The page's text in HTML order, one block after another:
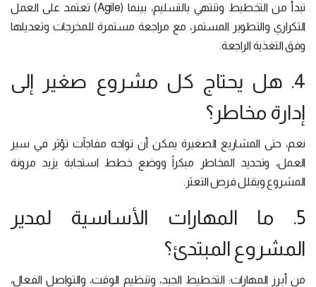
تبدأ من التخطيط وتنتهي بالتسليم، بينما (Agile) تعتمد على العمل
التكراري والتطوير المستمر، مع مراجعة مستمرة للمخرجات وتعديلها
وفق التغذية الراجعة.
4. هل يحتاج كل مشروع صغير إلى
إدارة مخاطر؟
نعم، حتى المشاريع الصغيرة يمكن أن تواجه مفاجآت تؤثر في سير
العمل، وتحديد المخاطر مبكراً ووضع خطط استجابة يزيد مرونة
المشروع ويقلل فرص التعثر.
5. ما المهارات الأساسية لمدير
المشروع المبتدئ؟
من أبرز المهارات: التخطيط الجيد، وتنظيم الوقت، والتواصل الفعال،